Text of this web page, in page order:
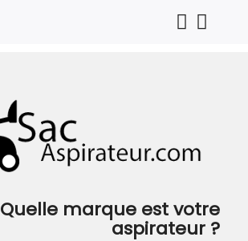
Quelle marque est votre
aspirateur ?